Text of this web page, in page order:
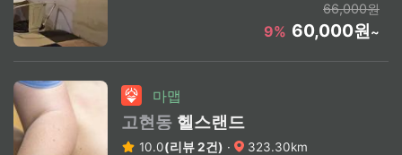
66,000원
9% 60,000원~
마맵
고현동 헬스랜드
10.0(리뷰 2건) · 323.30km